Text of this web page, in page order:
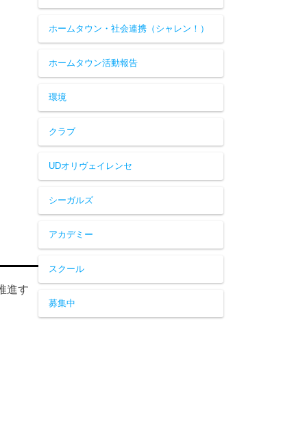
進す
ホームタウン・社会連携（シャレン！）
ホームタウン活動報告
環境
クラブ
UDオリヴェイレンセ
シーガルズ
アカデミー
スクール
募集中